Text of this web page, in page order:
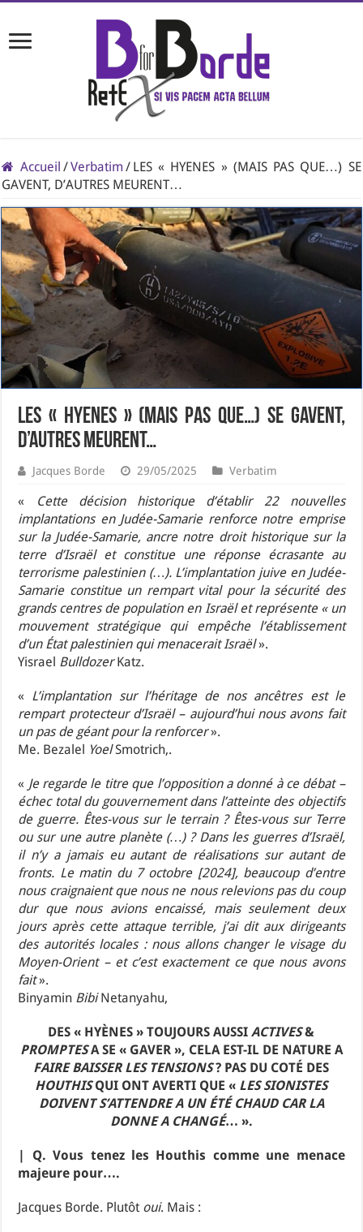
Accueil /Verbatim / LES « HYENES » (MAIS PAS QUE…) SE
GAVENT, D’AUTRES MEURENT…
LES « HYENES » (MAIS PAS QUE…) SE GAVENT,
D’AUTRES MEURENT…
Jacques Borde 29/05/2025 Verbatim
«
Cette décision historique d’établir 22 nouvelles
implantations en Judée-Samarie renforce notre emprise
sur la Judée-Samarie, ancre notre droit historique sur la
terre d’Israël et constitue une réponse écrasante au
terrorisme palestinien (…). L’implantation juive en Judée-
Samarie constitue un rempart vital pour la sécurité des
grands centres de population en Israël et représente « un
mouvement stratégique qui empêche l’établissement
d’un État palestinien qui menacerait Israël».
Yisrael BulldozerKatz.
« L’implantation sur l’héritage de nos ancêtres est le
rempart protecteur d’Israël – aujourd’hui nous avons fait
un pas de géant pour la renforcer».
Me. Bezalel YoelSmotrich,.
« Je regarde le titre que l’opposition a donné à ce débat –
échec total du gouvernement dans l’atteinte des objectifs
de guerre. Êtes-vous sur le terrain ? Êtes-vous sur Terre
ou sur une autre planète (…) ? Dans les guerres d’Israël,
il n’y a jamais eu autant de réalisations sur autant de
fronts. Le matin du 7 octobre [2024], beaucoup d’entre
nous craignaient que nous ne nous relevions pas du coup
dur que nous avions encaissé, mais seulement deux
jours après cette attaque terrible, j’ai dit aux dirigeants
des autorités locales : nous allons changer le visage du
Moyen-Orient – et c’est exactement ce que nous avons
fait».
Binyamin BibiNetanyahu,
DES « HYÈNES » TOUJOURS AUSSIACTIVES&
PROMPTESA SE « GAVER », CELA EST-IL DE NATURE A
FAIRE BAISSER LES TENSIONS? PAS DU COTÉ DES
HOUTHISQUI ONT AVERTI QUE « LES SIONISTES
DOIVENT S’ATTENDRE A UN ÉTÉ CHAUD CAR LA
DONNE A CHANGÉ… ».
| Q. Vous tenez les Houthis comme une menace
majeure pour….
Jacques Borde. Plutôt oui. Mais :